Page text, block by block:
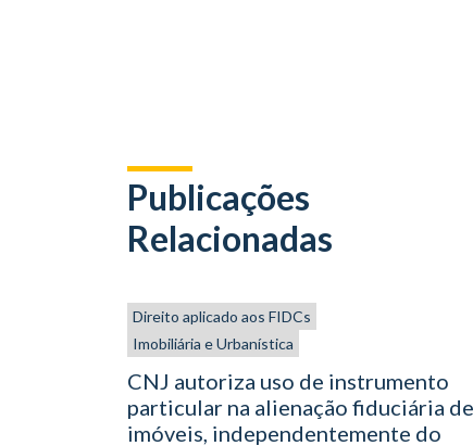
Publicações
Relacionadas
Direito aplicado aos FIDCs
Imobiliária e Urbanística
CNJ autoriza uso de instrumento
particular na alienação fiduciária de
imóveis, independentemente do